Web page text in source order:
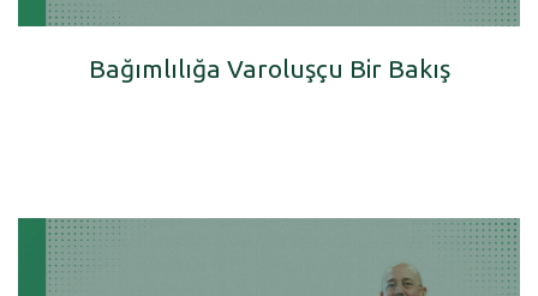
Bağımlılığa Varoluşçu Bir Bakış